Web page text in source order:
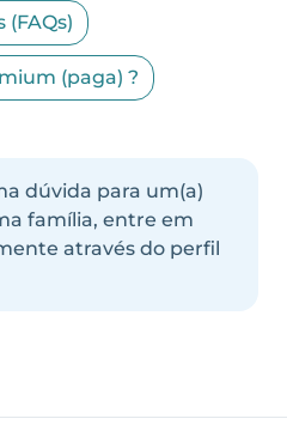
(paga) ?
dúvida para um(a)
família, entre em
através do perfil